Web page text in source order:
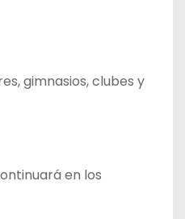
gimnasios, clubes y
en los